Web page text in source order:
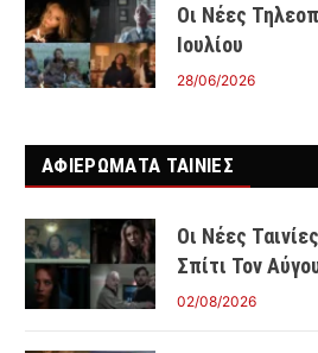
Οι Νέες
Ιουλίου
28/06/2026
ΑΦΙΕΡΩΜΑΤΑ ΤΑΙΝΊΕΣ
Οι Νέες
Σπίτι Τον
02/08/2026